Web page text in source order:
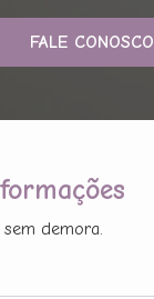
FALE CONOSCO
demora.